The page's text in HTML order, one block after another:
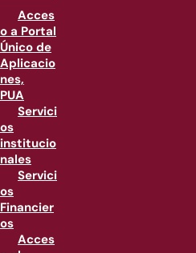
Acces
o a Portal
Único de
Aplicacio
nes,
PUA
Servici
os
institucio
nales
Servici
os
Financier
os
Acces